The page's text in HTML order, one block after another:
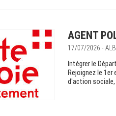
AGENT
17/07/2026 -
Intégrer le
Rejoignez le
d'action sociale,